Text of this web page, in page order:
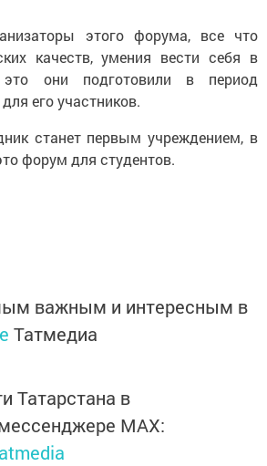
этого форума, все что
качеств, умения вести себя в
они подготовили в период
его участников.
станет первым учреждением, в
форум для студентов.
важным и интересным в
Татмедиа
Татарстана в
MАХ: